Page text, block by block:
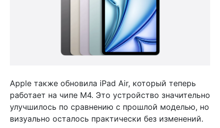
Apple также обновила iPad Air, который теперь
работает на чипе M4. Это устройство значительно
улучшилось по сравнению с прошлой моделью, но
визуально осталось практически без изменений.